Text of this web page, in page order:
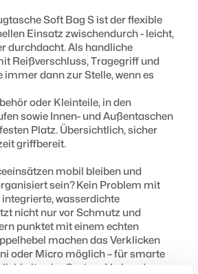
Soft Bag S ist der flexible
Einsatz zwischendurch - leicht,
durchdacht. Als handliche
Reißverschluss, Tragegriff und
immer dann zur Stelle, wenn es
oder Kleinteile, in den
sowie Innen- und Außentaschen
Platz. Übersichtlich, sicher
griffbereit.
mobil bleiben und
sein? Kein Problem mit
integrierte, wasserdichte
nicht nur vor Schmutz und
punktet mit einem echten
machen das Verklicken
oder Micro möglich – für smarte
im System-Verbund.